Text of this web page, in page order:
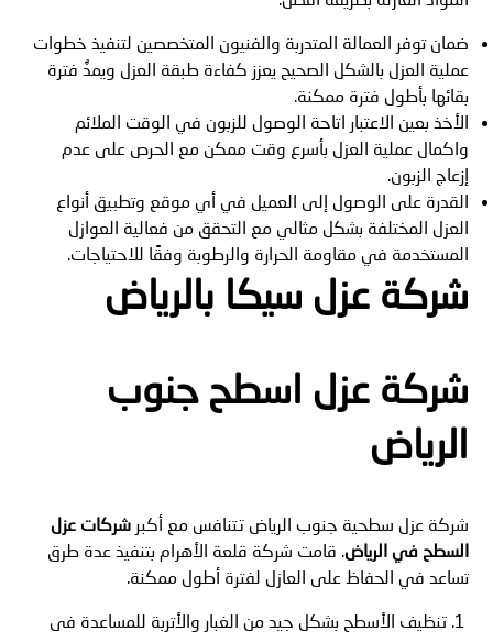
ضمان توفر العمالة المتدربة والفنيون المتخصصين لتنفيذ خطوات
عملية العزل بالشكل الصحيح يعزز كفاءة طبقة العزل ويمدُّ فترة
بقائها بأطول فترة ممكنة.
الأخذ بعين الاعتبار اتاحة الوصول للزبون في الوقت الملائم
واكمال عملية العزل بأسرع وقت ممكن مع الحرص على عدم
إزعاج الزبون.
القدرة على الوصول إلى العميل في أي موقع وتطبيق أنواع
العزل المختلفة بشكل مثالي مع التحقق من فعالية العوازل
المستخدمة في مقاومة الحرارة والرطوبة وفقًا للاحتياجات.
شركة عزل سيكا بالرياض
شركة عزل اسطح جنوب
الرياض
شركة عزل سطحية جنوب الرياض تتنافس مع أكبر شركات عزل
السطح في الرياض. قامت شركة قلعة الأهرام بتنفيذ عدة طرق
تساعد في الحفاظ على العازل لفترة أطول ممكنة.
تنظيف الأسطح بشكل جيد من الغبار والأتربة للمساعدة في